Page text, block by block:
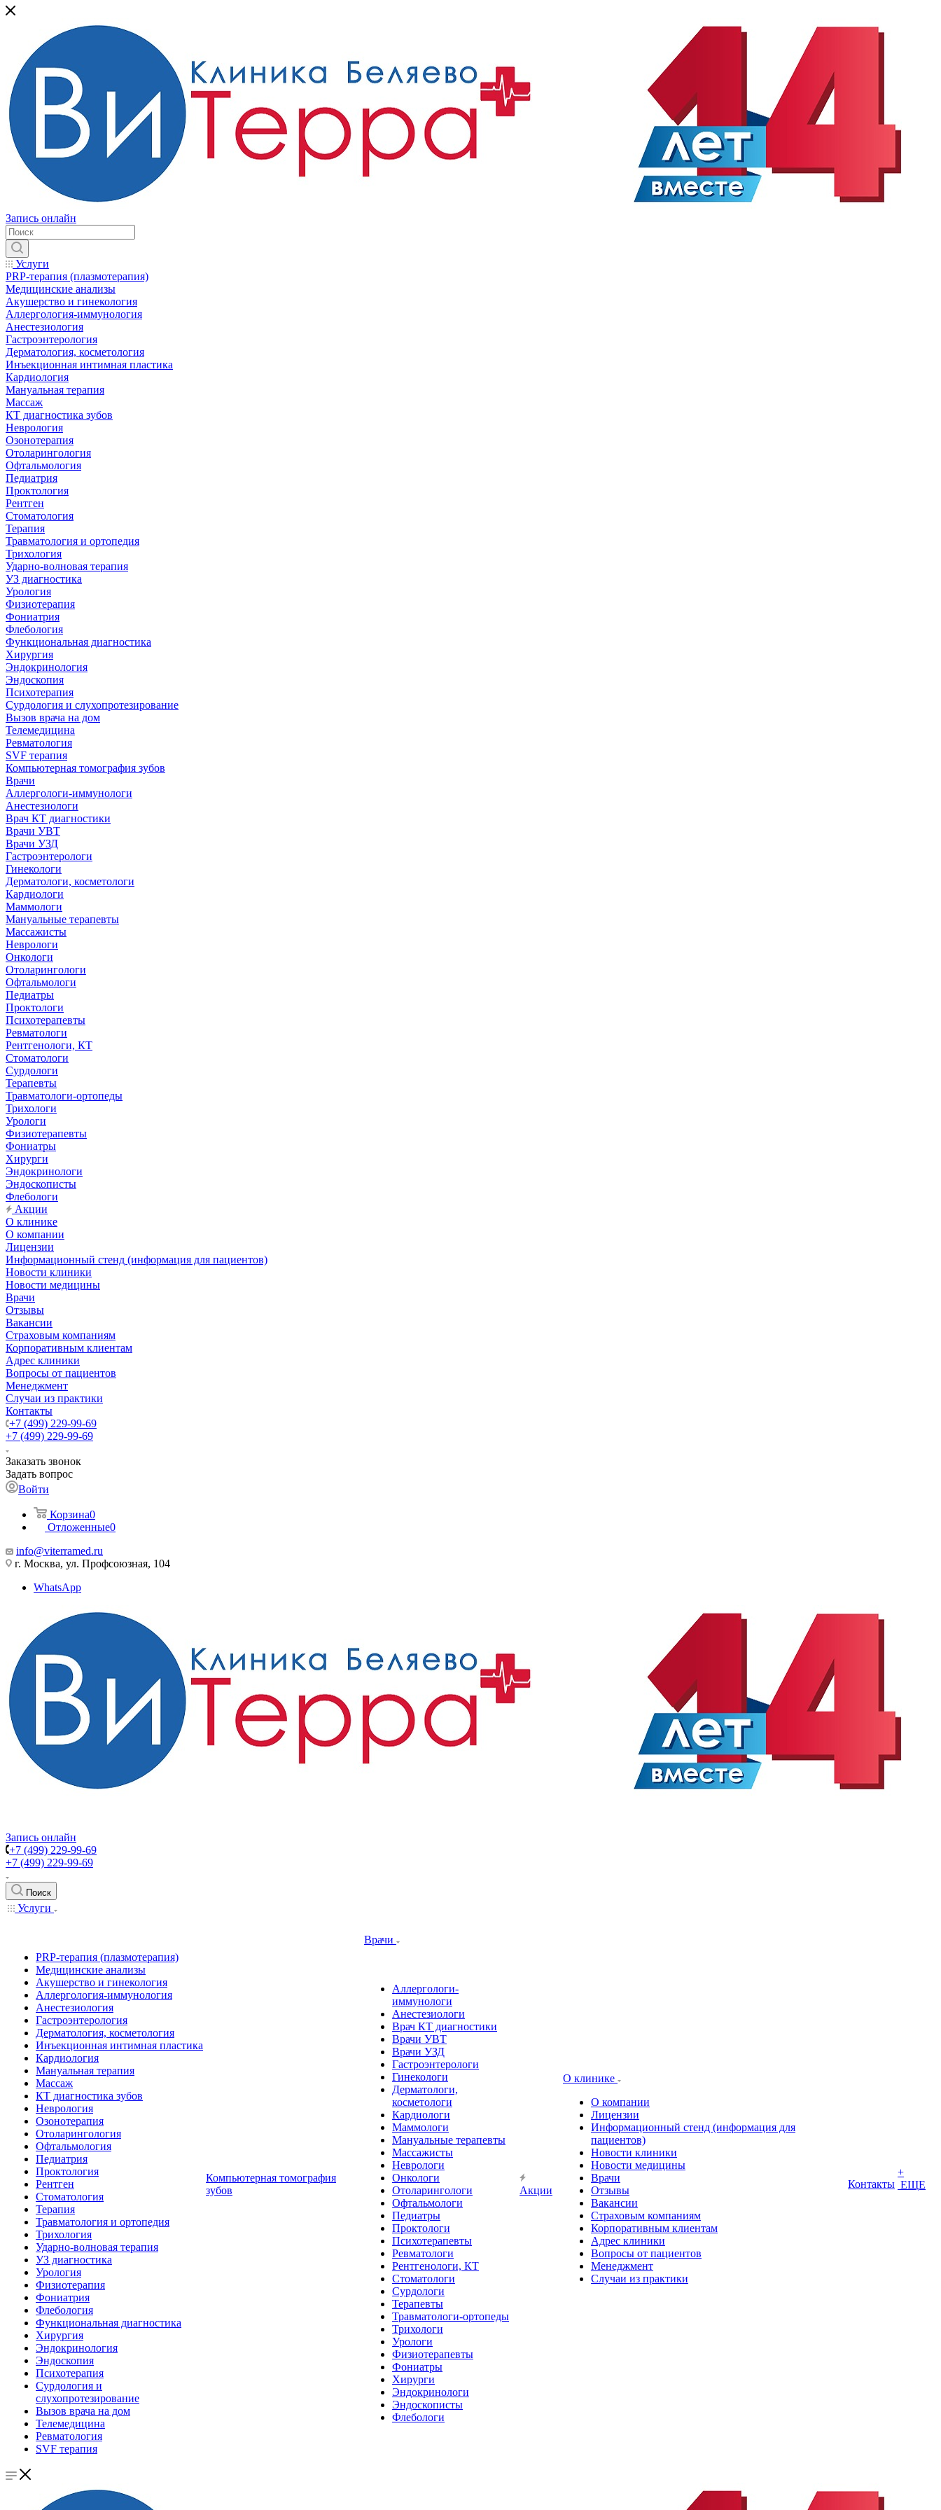
Запись онлайн
Услуги
PRP-терапия (плазмотерапия)
Медицинские анализы
Акушерство и гинекология
Аллергология-иммунология
Анестезиология
Гастроэнтерология
Дерматология, косметология
Инъекционная интимная пластика
Кардиология
Мануальная терапия
Массаж
КТ диагностика зубов
Неврология
Озонотерапия
Отоларингология
Офтальмология
Педиатрия
Проктология
Рентген
Стоматология
Терапия
Травматология и ортопедия
Трихология
Ударно-волновая терапия
УЗ диагностика
Урология
Физиотерапия
Фониатрия
Флебология
Функциональная диагностика
Хирургия
Эндокринология
Эндоскопия
Психотерапия
Сурдология и слухопротезирование
Вызов врача на дом
Телемедицина
Ревматология
SVF терапия
Компьютерная томография зубов
Врачи
Аллергологи-иммунологи
Анестезиологи
Врач КТ диагностики
Врачи УВТ
Врачи УЗД
Гастроэнтерологи
Гинекологи
Дерматологи, косметологи
Кардиологи
Маммологи
Мануальные терапевты
Массажисты
Неврологи
Онкологи
Отоларингологи
Офтальмологи
Педиатры
Проктологи
Психотерапевты
Ревматологи
Рентгенологи, КТ
Стоматологи
Сурдологи
Терапевты
Травматологи-ортопеды
Трихологи
Урологи
Физиотерапевты
Фониатры
Хирурги
Эндокринологи
Эндоскописты
Флебологи
Акции
О клинике
О компании
Лицензии
Информационный стенд (информация для пациентов)
Новости клиники
Новости медицины
Врачи
Отзывы
Вакансии
Страховым компаниям
Корпоративным клиентам
Адрес клиники
Вопросы от пациентов
Менеджмент
Случаи из практики
Контакты
+7 (499) 229-99-69
+7 (499) 229-99-69
Заказать звонок
Задать вопрос
Войти
Корзина0
Отложенные0
info@viterramed.ru
г. Москва, ул. Профсоюзная, 104
WhatsApp
Запись онлайн
+7 (499) 229-99-69
+7 (499) 229-99-69
Поиск
Услуги
PRP-терапия (плазмотерапия)
Медицинские анализы
Акушерство и гинекология
Аллергология-иммунология
Анестезиология
Гастроэнтерология
Дерматология, косметология
Инъекционная интимная пластика
Кардиология
Мануальная терапия
Массаж
КТ диагностика зубов
Неврология
Озонотерапия
Отоларингология
Офтальмология
Педиатрия
Проктология
Рентген
Стоматология
Терапия
Травматология и ортопедия
Трихология
Ударно-волновая терапия
УЗ диагностика
Урология
Физиотерапия
Фониатрия
Флебология
Функциональная диагностика
Хирургия
Эндокринология
Эндоскопия
Психотерапия
Сурдология и
слухопротезирование
Вызов врача на дом
Телемедицина
Ревматология
SVF терапия
Компьютерная томография
зубов
Врачи
Аллергологи-
иммунологи
Анестезиологи
Врач КТ диагностики
Врачи УВТ
Врачи УЗД
Гастроэнтерологи
Гинекологи
Дерматологи,
косметологи
Кардиологи
Маммологи
Мануальные терапевты
Массажисты
Неврологи
Онкологи
Отоларингологи
Офтальмологи
Педиатры
Проктологи
Психотерапевты
Ревматологи
Рентгенологи, КТ
Стоматологи
Сурдологи
Терапевты
Травматологи-ортопеды
Трихологи
Урологи
Физиотерапевты
Фониатры
Хирурги
Эндокринологи
Эндоскописты
Флебологи
Акции
О клинике
О компании
Лицензии
Информационный стенд (информация для
пациентов)
Новости клиники
Новости медицины
Врачи
Отзывы
Вакансии
Страховым компаниям
Корпоративным клиентам
Адрес клиники
Вопросы от пациентов
Менеджмент
Случаи из практики
Контакты
+
ЕЩЕ